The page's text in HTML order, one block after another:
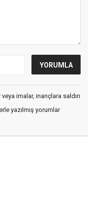
imalar, inançlara saldırı
yazılmış yorumlar